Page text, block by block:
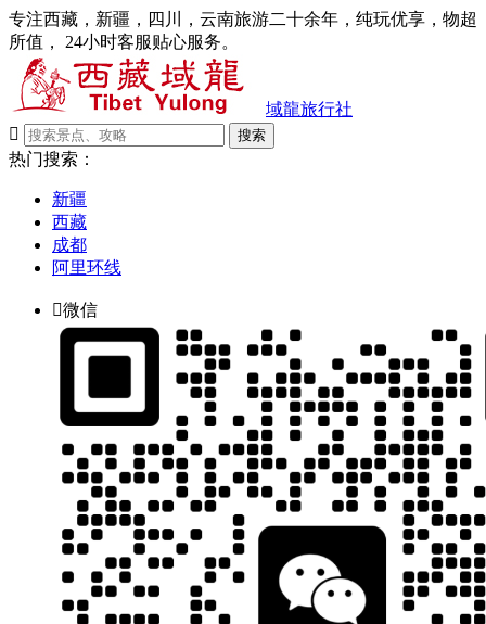
专注西藏，新疆，四川，云南旅游二十余年，纯玩优享，物超
所值， 24小时客服贴心服务。
域龍旅行社

搜索
热门搜索：
新疆
西藏
成都
阿里环线
微信